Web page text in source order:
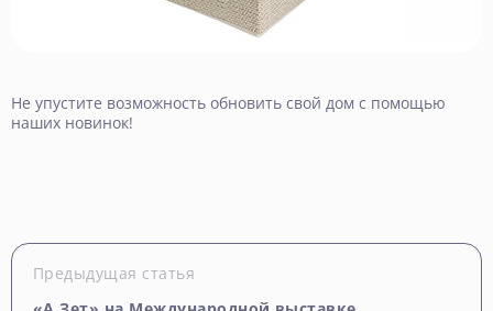
Не упустите возможность обновить свой дом с помощью
наших новинок!
Предыдущая статья